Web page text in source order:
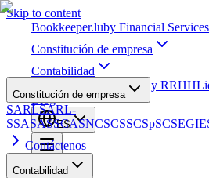
Skip to content
Bookkeeper.luby Financial Services
Constitución de empresa
Contabilidad
Nóminas y RRHH
Blog
ES
Constitución de empresa
SARLSARL-
SSASASSCASNCSCSSCSpSCSEGIE
Contáctenos
Contabilidad